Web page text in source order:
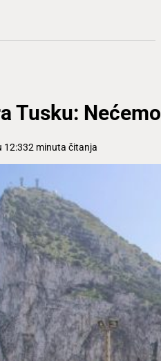
Tusku:
12:332 minuta čitanja